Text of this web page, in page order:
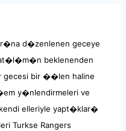
d�zenlenen geceye
beklenenden
gecesi bir ��len haline
y�nlendirmeleri ve
elleriyle yapt�klar�
Turkse Rangers